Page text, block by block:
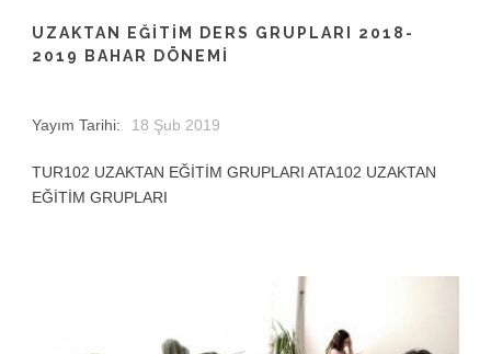
UZAKTAN EĞITIM DERS GRUPLARI 2018-
2019 BAHAR DÖNEMI
Yayım Tarihi: 18 Şub 2019
TUR102 UZAKTAN EĞİTİM GRUPLARI ATA102 UZAKTAN
EĞİTİM GRUPLARI